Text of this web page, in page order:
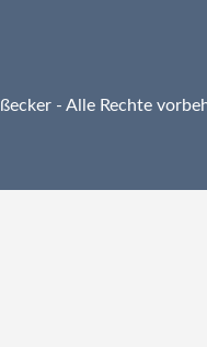
- Alle Rechte